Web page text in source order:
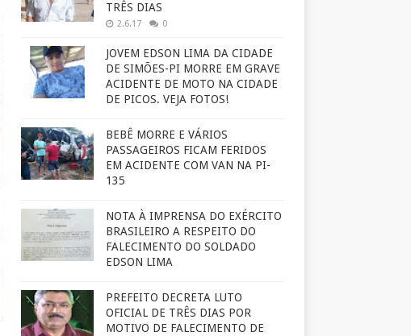
TRÊS DIAS
2.6.17 0
JOVEM EDSON LIMA DA CIDADE
DE SIMÕES-PI MORRE EM GRAVE
ACIDENTE DE MOTO NA CIDADE
DE PICOS. VEJA FOTOS!
BEBÊ MORRE E VÁRIOS
PASSAGEIROS FICAM FERIDOS
EM ACIDENTE COM VAN NA PI-
135
NOTA À IMPRENSA DO EXÉRCITO
BRASILEIRO A RESPEITO DO
FALECIMENTO DO SOLDADO
EDSON LIMA
PREFEITO DECRETA LUTO
OFICIAL DE TRÊS DIAS POR
MOTIVO DE FALECIMENTO DE